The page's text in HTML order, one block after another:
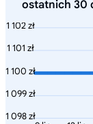
ostatnich 30
1 102 zł
1 101 zł
1 100 zł
1 099 zł
1 098 zł